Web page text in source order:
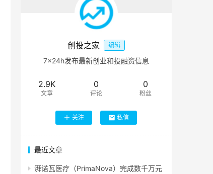
创投之家 编辑
7×24h发布最新创业和投融资信息
2.9K
文章
0
评论
0
粉丝
关注 私信
最近文章
湃诺瓦医疗（PrimaNova）完成数千万元